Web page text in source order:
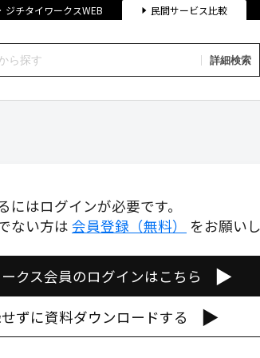
ジチタイワークスWEB 民間サービス比較
詳細検索
はログインが必要です。
ない方は会員登録（無料）
をお願い
クス会員のログインはこちら
▶
ずに資料ダウンロードする ▶